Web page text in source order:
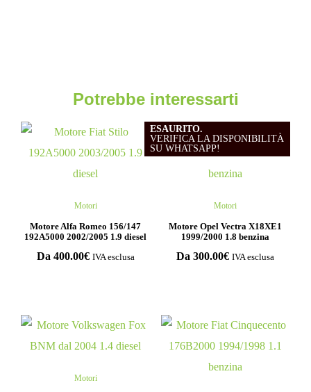
Potrebbe interessarti
Motori
Motore Alfa Romeo 156/147
192A5000 2002/2005 1.9 diesel
Da 400.00€ IVA esclusa
Motori
ESAURITO.
VERIFICA LA DISPONIBILITÀ
SU WHATSAPP!
Motore Opel Vectra X18XE1
1999/2000 1.8 benzina
Da 300.00€ IVA esclusa
Motori